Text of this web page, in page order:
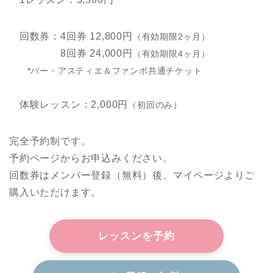
回数券：4回券 12,800円 （有効期限2ヶ月）
8回券 24,000円
（有効期限4ヶ月）
*バー・アスティエ＆ファンボ共通チケット
体験レッスン：2,000円 （初回のみ）
完全予約制です。
予約ページからお申込みください。
回数券はメンバー登録（無料）後、マイページよりご
購入いただけます。
レッスンを予約